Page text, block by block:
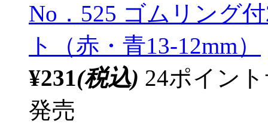
No．525 ゴムリング
ト（赤・青13-12mm）
¥231(税込) 24ポイン
発売